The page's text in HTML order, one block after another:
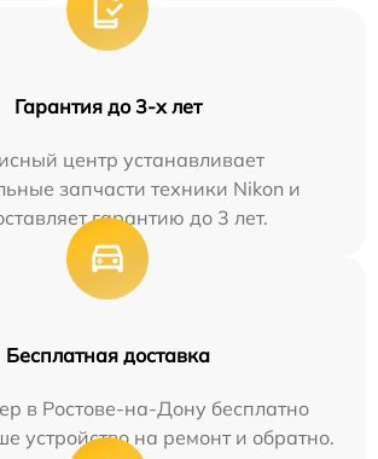
Гарантия до 3-х лет
центр устанавливает
запчасти техники Nikon и
гарантию до 3 лет.
Бесплатная доставка
в Ростове-на-Дону бесплатно
устройство на ремонт и обратно.